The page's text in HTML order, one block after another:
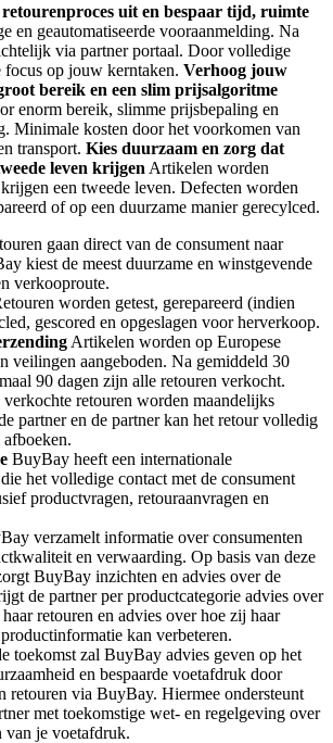
retourenproces uit en bespaar tijd, ruimte
en geautomatiseerde vooraanmelding. Na
via partner portaal. Door volledige
op jouw kerntaken. Verhoog jouw
bereik en een slim prijsalgoritme
enorm bereik, slimme prijsbepaling en
Minimale kosten door het voorkomen van
transport. Kies duurzaam en zorg dat
leven krijgen Artikelen worden
een tweede leven. Defecten worden
of op een duurzame manier gerecylced.
gaan direct van de consument naar
kiest de meest duurzame en winstgevende
verkooproute.
worden getest, gerepareerd (indien
gescored en opgeslagen voor herverkoop.
Artikelen worden op Europese
veilingen aangeboden. Na gemiddeld 30
90 dagen zijn alle retouren verkocht.
verkochte retouren worden maandelijks
partner en de partner kan het retour volledig
afboeken.
BuyBay heeft een internationale
het volledige contact met de consument
productvragen, retouraanvragen en
verzamelt informatie over consumenten
en verwaarding. Op basis van deze
BuyBay inzichten en advies over de
de partner per productcategorie advies over
retouren en advies over hoe zij haar
kan verbeteren.
toekomst zal BuyBay advies geven op het
en bespaarde voetafdruk door
retouren via BuyBay. Hiermee ondersteunt
met toekomstige wet- en regelgeving over
van je voetafdruk.